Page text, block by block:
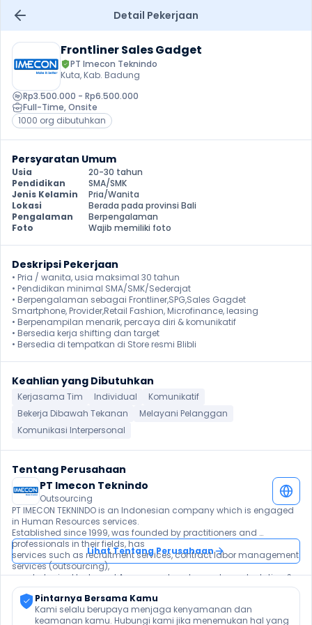
Detail Pekerjaan
Frontliner Sales Gadget
PT Imecon Teknindo
Kuta, Kab. Badung
Rp3.500.000 - Rp6.500.000
Full-Time, Onsite
1000 org dibutuhkan
Persyaratan Umum
Usia
20-30 tahun
Pendidikan
SMA/SMK
Jenis Kelamin
Pria/Wanita
Lokasi
Berada pada provinsi Bali
Pengalaman
Berpengalaman
Foto
Wajib memiliki foto
Deskripsi Pekerjaan
• Pria / wanita, usia maksimal 30 tahun
• Pendidikan minimal SMA/SMK/Sederajat
• Berpengalaman sebagai Frontliner,SPG,Sales Gagdet
Smartphone, Provider,Retail Fashion, Microfinance, leasing
• Berpenampilan menarik, percaya diri & komunikatif
• Bersedia kerja shifting dan target
• Bersedia di tempatkan di Store resmi Blibli
Keahlian yang Dibutuhkan
Kerjasama Tim Individual
Komunikatif
Bekerja Dibawah Tekanan
Melayani Pelanggan
Komunikasi Interpersonal
Tentang Perusahaan
PT Imecon Teknindo
Outsourcing
PT IMECON TEKNINDO is an Indonesian company which is engaged
in Human Resources services.
Established since 1999, was founded by practitioners and
professionals in their fields, has
services such as recruitment services, contract labor management
services (outsourcing),
psychological tests and Assessment and wage tax calculation &
Contract services.
Experience for more than 2 decades in more high competition
made us continues to improve
its services, so we can survive and even grow, and this experiences
Lihat Tentang Perusahaan
Pintarnya Bersama Kamu
Kami selalu berupaya menjaga kenyamanan dan
keamanan kamu. Hubungi kami jika menemukan hal yang